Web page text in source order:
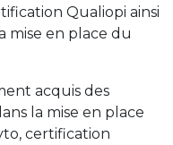
Qualiopi ainsi
mise en place du
acquis des
la mise en place
certification